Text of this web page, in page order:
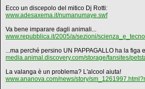
Ecco un discepolo del mitico Dj Rotti:
www.adesaxema.it/numanumaye.swf
Va bene imparare dagli animali...
www.repubblica.it/2005/a/sezioni/
...ma perché persino UN PAPPAGALLO ha la figa
media.animal.discovery.com/storage/fansites/
La valanga è un problema? L'alcool aiuta!
www.ananova.com/news/story/